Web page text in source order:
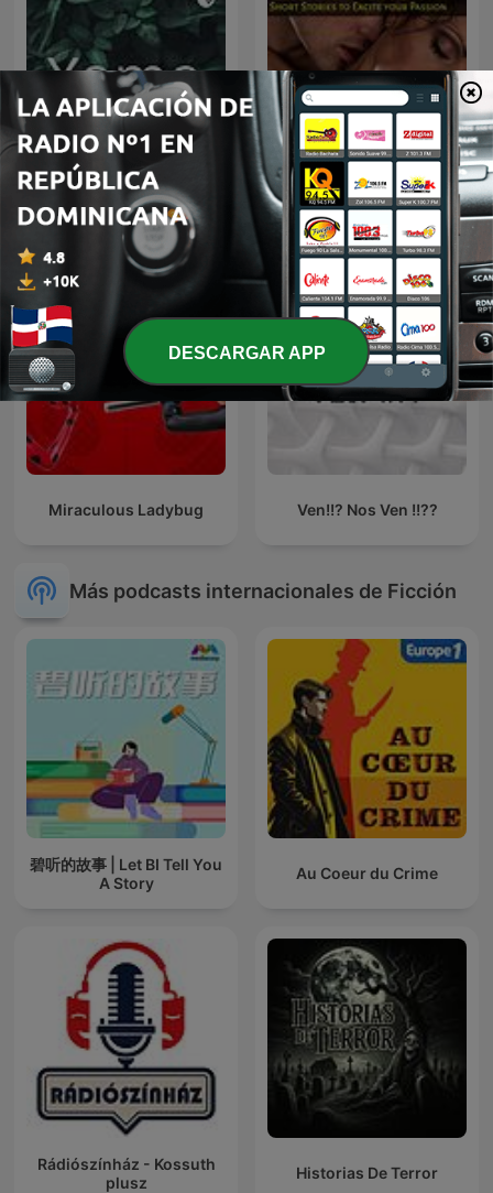
Yama Erotic Fiction
Miraculous Ladybug Ven!!? Nos Ven !!??
Más podcasts internacionales de Ficción
碧听的故事 | Let BI Tell You
A Story
Au Coeur du Crime
Rádiószínház - Kossuth
plusz
Historias De Terror
DESCARGAR APP